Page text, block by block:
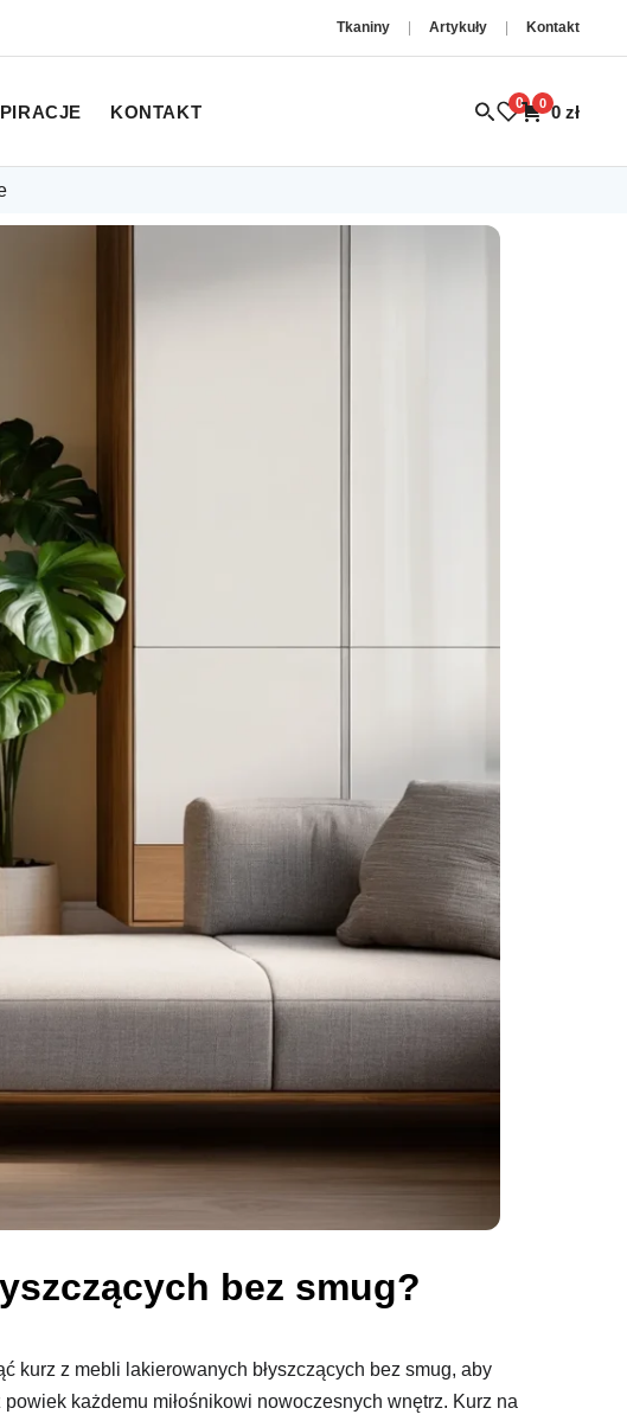
Tkaniny Artykuły Kontakt
KONTAKT 0 0 0 zł
bez smug?
kurz z mebli lakierowanych błyszczących bez smug, aby
każdemu miłośnikowi nowoczesnych wnętrz. Kurz na